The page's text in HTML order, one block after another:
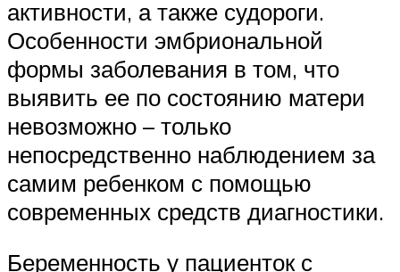
активности, а также судороги.
Особенности эмбриональной
формы заболевания в том, что
выявить ее по состоянию матери
невозможно – только
непосредственно наблюдением за
самим ребенком с помощью
современных средств диагностики.
Беременность у пациенток с